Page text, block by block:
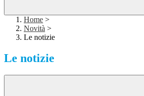
Home >
Novità >
Le notizie
Le notizie